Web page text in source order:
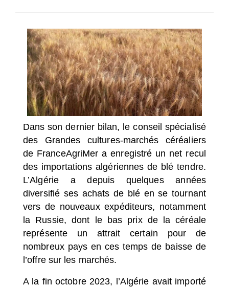
Dans son dernier bilan, le conseil spécialisé
des Grandes cultures-marchés céréaliers
de FranceAgriMer a enregistré un net recul
des importations algériennes de blé tendre.
L’Algérie a depuis quelques années
diversifié ses achats de blé en se tournant
vers de nouveaux expéditeurs, notamment
la Russie, dont le bas prix de la céréale
représente un attrait certain pour de
nombreux pays en ces temps de baisse de
l’offre sur les marchés.
A la fin octobre 2023, l’Algérie avait importé